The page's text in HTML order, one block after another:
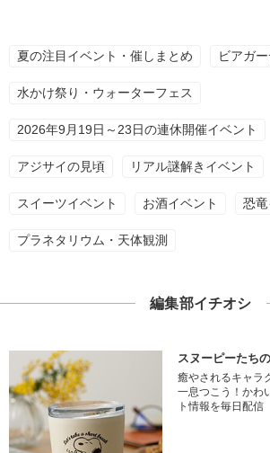
夏の注目イベント・催しまとめ ビアガ
水かけ祭り・ウォーターフェス
2026年9月19日～23日の連休開催イベント
アジサイの見頃 リアル謎解きイベント
スイーツイベント お酒イベント 恐竜
プラネタリウム・天体観測
編集部イチオシ
スヌーピーたち
癒やされるキャラ
一息つこう！かわ
ト情報を毎日配信